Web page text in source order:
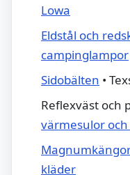
Lowa
Eldstål och
campinglampor
Sidobälten •
Reflexväst och
värmesulor
kläder